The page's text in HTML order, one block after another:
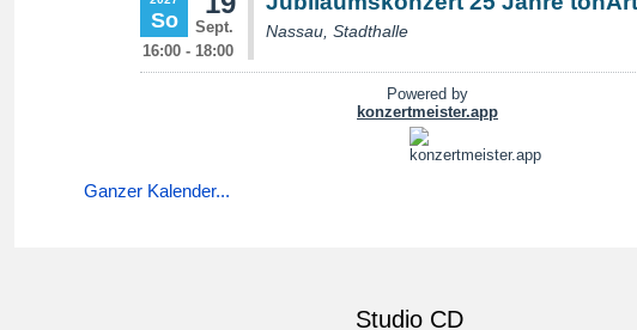
Ganzer Kalender...
Studio CD